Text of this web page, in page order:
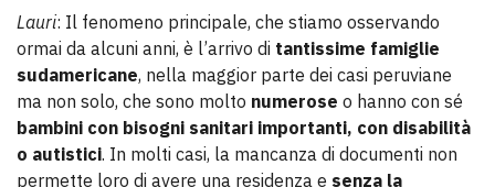
Lauri: Il fenomeno principale, che stiamo osservando
ormai da alcuni anni, è l’arrivo di tantissime famiglie
sudamericane, nella maggior parte dei casi peruviane
ma non solo, che sono molto numerose o hanno con sé
bambini con bisogni sanitari importanti, con disabilità
o autistici. In molti casi, la mancanza di documenti non
permette loro di avere una residenza e senza la